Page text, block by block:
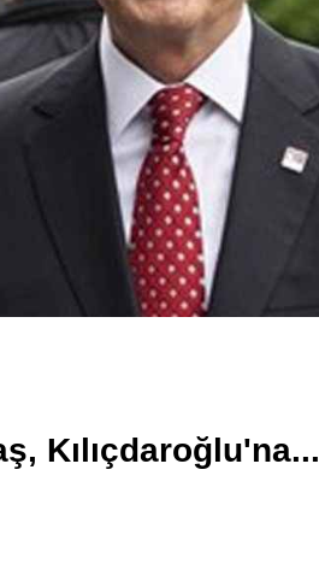
Kılıçdaroğlu'na...